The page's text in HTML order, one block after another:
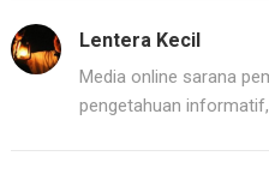
Lentera Kecil
Media online sarana
pengetahuan